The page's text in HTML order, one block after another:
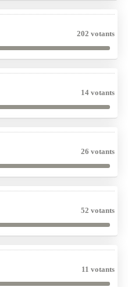
202 votants
14 votants
26 votants
52 votants
11 votants